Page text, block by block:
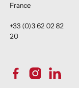
France
+33 (0)3 62 02 82
20